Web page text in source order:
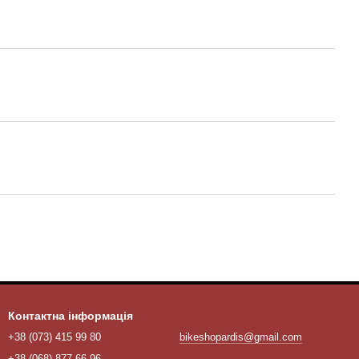
Контактна інформація
+38 (073) 415 99 80
bikeshopardis@gmail.com